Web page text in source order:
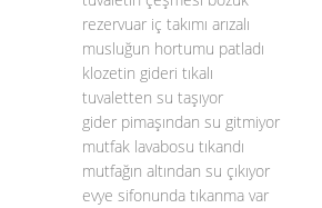
rezervuar iç takımı arızalı
musluğun hortumu patladı
klozetin gideri tıkalı
tuvaletten su taşıyor
gider pimaşından su gitmiyor
mutfak lavabosu tıkandı
mutfağın altından su çıkıyor
evye sifonunda tıkanma var